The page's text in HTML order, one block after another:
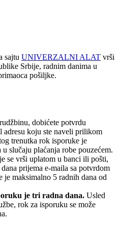
sajtu UNIVERZALNI ALAT vrši
Srbije, radnim danima u
pošiljke.
dobićete potvrdu
adresu koju ste naveli prilikom
trenutka rok isporuke je
slučaju plaćanja robe pouzećem.
se vrši uplatom u banci ili pošti,
prijema e-maila sa potvrdom
je maksimalno 5 radnih dana od
je tri radna dana. Usled
rok za isporuku se može